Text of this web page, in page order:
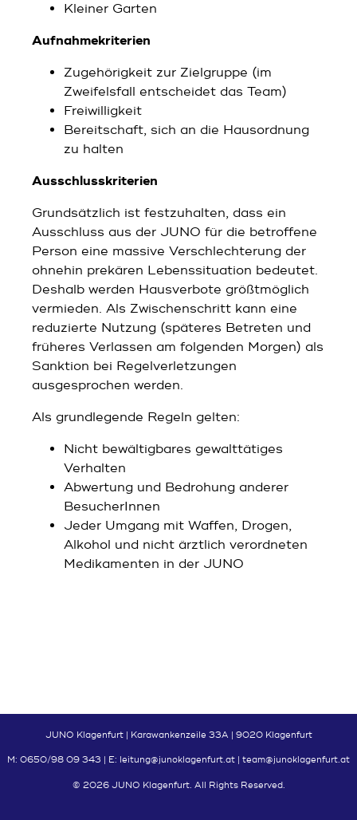
Kleiner Garten
Aufnahmekriterien
Zugehörigkeit zur Zielgruppe (im
Zweifelsfall entscheidet das Team)
Freiwilligkeit
Bereitschaft, sich an die Hausordnung
zu halten
Ausschlusskriterien
Grundsätzlich ist festzuhalten, dass ein
Ausschluss aus der JUNO für die betroffene
Person eine massive Verschlechterung der
ohnehin prekären Lebenssituation bedeutet.
Deshalb werden Hausverbote größtmöglich
vermieden. Als Zwischenschritt kann eine
reduzierte Nutzung (späteres Betreten und
früheres Verlassen am folgenden Morgen) als
Sanktion bei Regelverletzungen
ausgesprochen werden.
Als grundlegende Regeln gelten:
Nicht bewältigbares gewalttätiges
Verhalten
Abwertung und Bedrohung anderer
BesucherInnen
Jeder Umgang mit Waffen, Drogen,
Alkohol und nicht ärztlich verordneten
Medikamenten in der JUNO
JUNO Klagenfurt | Karawankenzeile 33A | 9020 Klagenfurt
M: 0650/98 09 343 | E: leitung@junoklagenfurt.at | team@junoklagenfurt.at
© 2026 JUNO Klagenfurt. All Rights Reserved.